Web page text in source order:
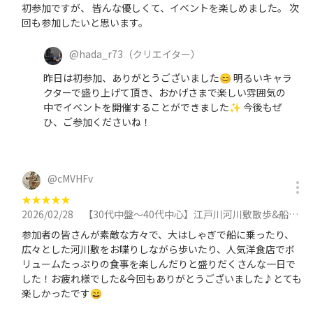
初参加ですが、 皆んな優しくて、イベントを楽しめました。 次
回も参加したいと思います。
@hada_r73 （クリエイター）
昨日は初参加、ありがとうございました😊 明るいキャラ
クターで盛り上げて頂き、おかげさまで楽しい雰囲気の
中でイベントを開催することができました✨ 今後もぜ
ひ、ご参加くださいね！
@cMVHFv
★★★★★
2026/02/28
【30代中盤〜40代中心】江戸川河川敷散歩&船で川渡り&人気洋食店で食事会に参加
参加者の皆さんが素敵な方々で、大はしゃぎで船に乗ったり、
広々とした河川敷をお喋りしながら歩いたり、人気洋食店でボ
リュームたっぷりの食事を楽しんだりと盛りだくさんな一日で
した！お疲れ様でした&今回もありがとうございました♪とても
楽しかったです😄